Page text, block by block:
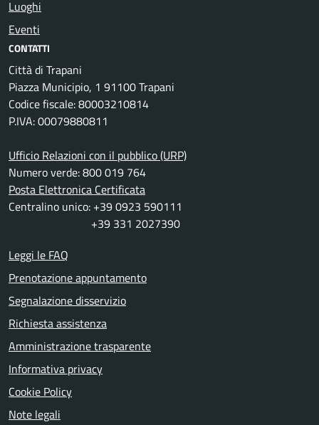
Luoghi
Eventi
CONTATTI
Città di Trapani
Piazza Municipio, 1 91100 Trapani
Codice fiscale: 80003210814
P.IVA: 00079880811
Ufficio Relazioni con il pubblico (URP)
Numero verde: 800 019 764
Posta Elettronica Certificata
Centralino unico: +39 0923 590111
+39 331 2027390
Leggi le FAQ
Prenotazione appuntamento
Segnalazione disservizio
Richiesta assistenza
Amministrazione trasparente
Informativa privacy
Cookie Policy
Note legali